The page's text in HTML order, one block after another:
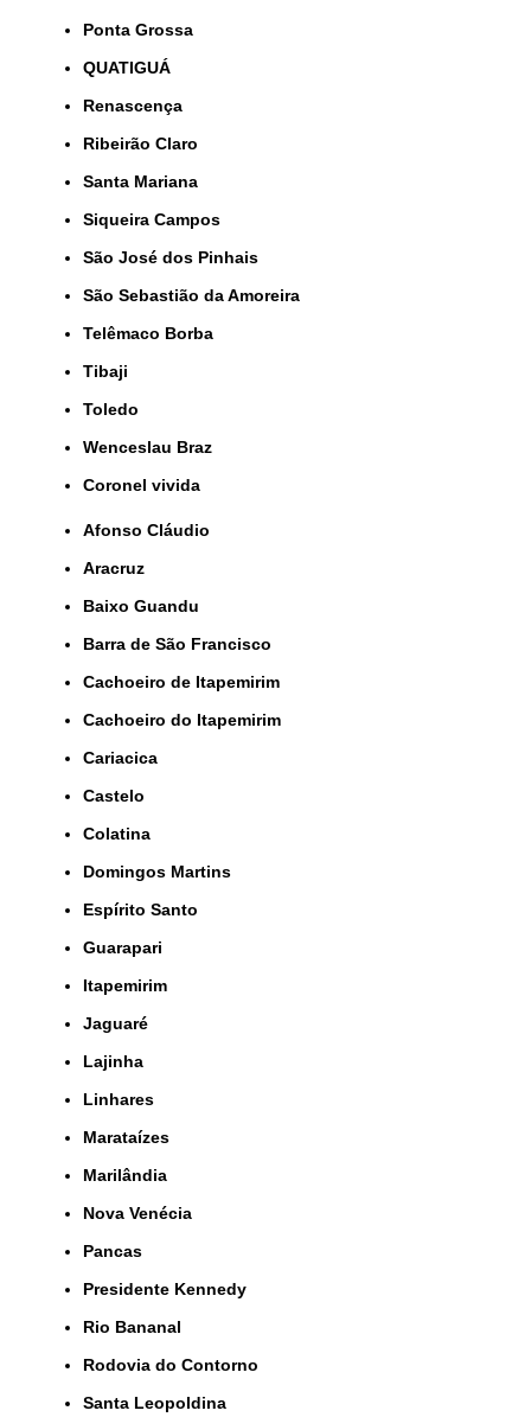
Ponta Grossa
QUATIGUÁ
Renascença
Ribeirão Claro
Santa Mariana
Siqueira Campos
São José dos Pinhais
São Sebastião da Amoreira
Telêmaco Borba
Tibaji
Toledo
Wenceslau Braz
coronel vivida
Afonso Cláudio
Aracruz
Baixo Guandu
Barra de São Francisco
Cachoeiro de Itapemirim
Cachoeiro do Itapemirim
Cariacica
Castelo
Colatina
Domingos Martins
Espírito Santo
Guarapari
Itapemirim
Jaguaré
Lajinha
Linhares
Marataízes
Marilândia
Nova Venécia
Pancas
Presidente Kennedy
Rio Bananal
Rodovia do Contorno
Santa Leopoldina